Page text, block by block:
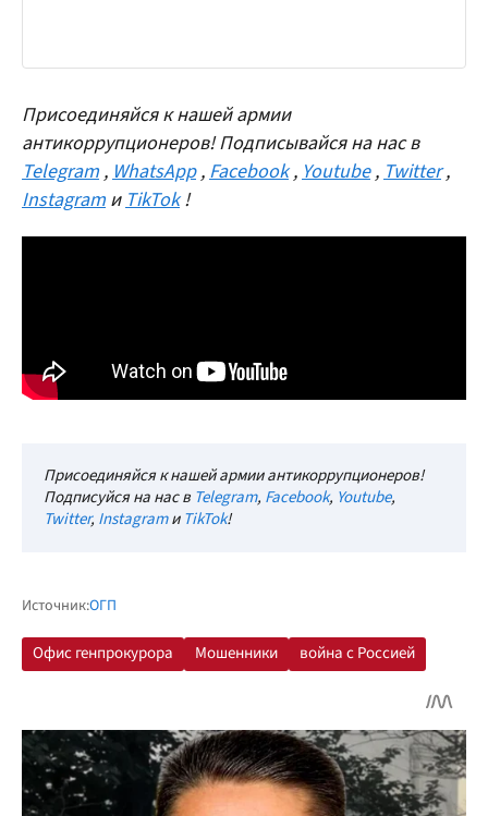
Присоединяйся к нашей армии
антикоррупционеров! Подписывайся на нас в
Telegram ,WhatsApp ,Facebook ,Youtube ,Twitter ,
Instagram иTikTok !
Присоединяйся к нашей армии антикоррупционеров!
Подписуйся на нас в Telegram, Facebook, Youtube,
Twitter, InstagramиTikTok!
Источник:ОГП
Офис генпрокурора Мошенники война с Россией